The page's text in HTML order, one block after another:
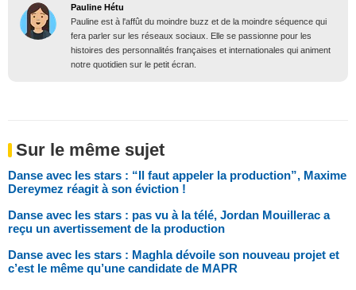
Pauline Hétu
Pauline est à l'affût du moindre buzz et de la moindre séquence qui
fera parler sur les réseaux sociaux. Elle se passionne pour les
histoires des personnalités françaises et internationales qui animent
notre quotidien sur le petit écran.
Sur le même sujet
Danse avec les stars : “Il faut appeler la production”, Maxime
Dereymez réagit à son éviction !
Danse avec les stars : pas vu à la télé, Jordan Mouillerac a
reçu un avertissement de la production
Danse avec les stars : Maghla dévoile son nouveau projet et
c’est le même qu’une candidate de MAPR